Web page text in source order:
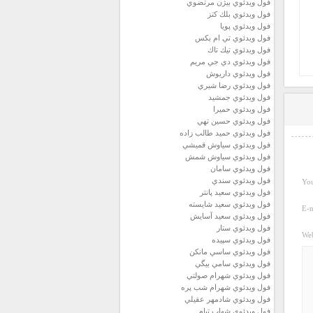
E-
فول ويدئوي بيژن مرتضوي
فول ويدئوي بلك كتز
فول ويدئوي پويا
فول ويدئوي تي ام بكس
فول ويدئوي تيك تاك
فول ويدئوي دي جي مريم
فول ويدئوي داريوش
فول ويدئوي رضا شيري
فول ويدئوي جمشيد
فول ويدئوي حميرا
فول ويدئوي حسين تهي
فول ويدئوي حميد طالب زاده
فول ويدئوي سياوش قميشي
فول ويدئوي سياوش شمش
فول ويدئوي سامان
فول ويدئوي سندي
فول ويدئوي سعيد پانتر
فول ويدئوي سعيد شايسته
فول ويدئوي سعيد آسايش
فول ويدئوي ستار
فول ويدئوي سپيده
فول ويدئوي ساسي مانكن
فول ويدئوي سامي بيگي
فول ويدئوي شهرام صولتي
فول ويدئوي شهرام شب پره
فول ويدئوي شادمهر عقيلي
فول ويدئوي شهاب تيام